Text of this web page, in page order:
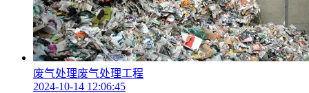
废气处理废气处理工程
2024-10-14 12:06:45